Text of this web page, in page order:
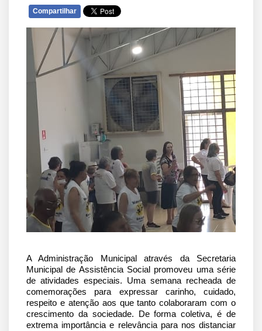
Compartilhar
A Administração Municipal através da Secretaria
Municipal de Assistência Social promoveu uma série
de atividades especiais. Uma semana recheada de
comemorações para expressar carinho, cuidado,
respeito e atenção aos que tanto colaboraram com o
crescimento da sociedade. De forma coletiva, é de
extrema importância e relevância para nos distanciar